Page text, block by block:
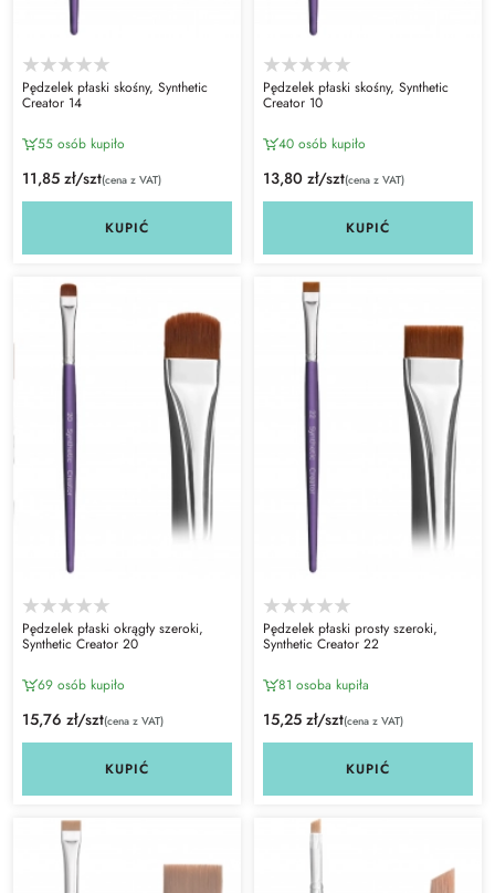
Pędzelek płaski skośny, Synthetic
Creator 14
55 osób kupiło
11,85 zł/szt(cena z VAT)
KUPIĆ
Pędzelek płaski skośny, Synthetic
Creator 10
40 osób kupiło
13,80 zł/szt(cena z VAT)
KUPIĆ
Pędzelek płaski okrągły szeroki,
Synthetic Creator 20
69 osób kupiło
15,76 zł/szt(cena z VAT)
KUPIĆ
Pędzelek płaski prosty szeroki,
Synthetic Creator 22
81 osoba kupiła
15,25 zł/szt(cena z VAT)
KUPIĆ